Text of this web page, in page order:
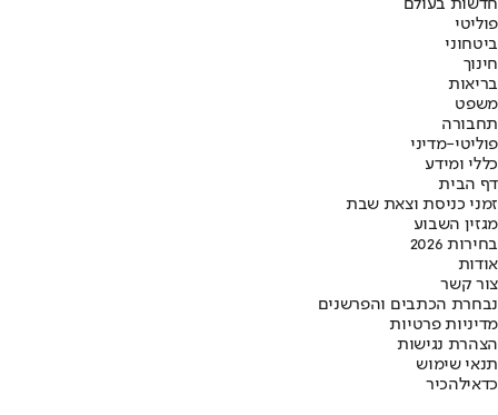
חדשות בעולם
פוליטי
ביטחוני
חינוך
בריאות
משפט
תחבורה
פוליטי-מדיני
כללי ומידע
דף הבית
זמני כניסת וצאת שבת
מגזין השבוע
בחירות 2026
אודות
צור קשר
נבחרת הכתבים והפרשנים
מדיניות פרטיות
הצהרת נגישות
תנאי שימוש
כדאילהכיר